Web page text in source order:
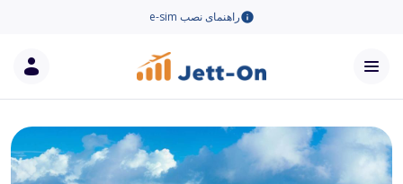
راهنمای نصب e-sim